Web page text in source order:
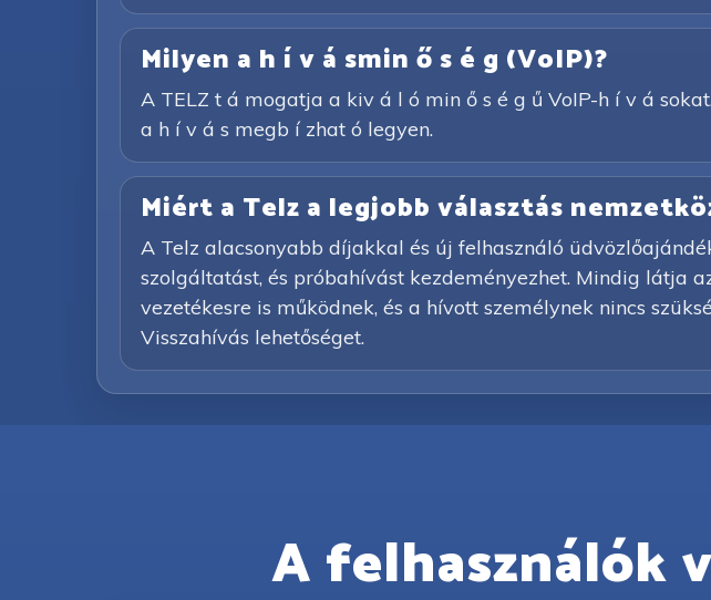
Milyen a h í v á smin ő s é g (VoIP)?
A TELZ t á mogatja a kiv á l ó min ő s é g ű VoIP-h í v á
a h í v á s megb í zhat ó legyen.
Miért a Telz a legjobb választás
A Telz alacsonyabb díjakkal és új felhasználó
szolgáltatást, és próbahívást kezdeményezhet. Mindig látja
vezetékesre is működnek, és a hívott személynek nincs
Visszahívás lehetőséget.
A felhasználók